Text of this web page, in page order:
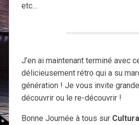
etc…
J’en ai maintenant terminé avec
délicieusement rétro qui a su
génération ! Je vous invite
découvrir ou le re-découvrir !
Bonne Journée à tous sur